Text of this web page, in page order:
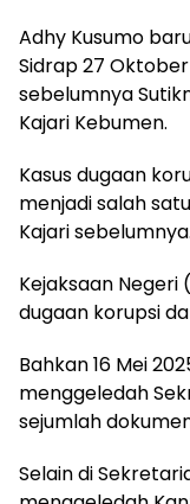
Adhy Kusumo
Sidrap 27
sebelumnya
Kajari Kebumen.
Kasus dugaan
menjadi salah
Kajari sebelumnya.
Kejaksaan
dugaan korupsi
Bahkan 16 Mei
menggeledah
sejumlah
Selain di